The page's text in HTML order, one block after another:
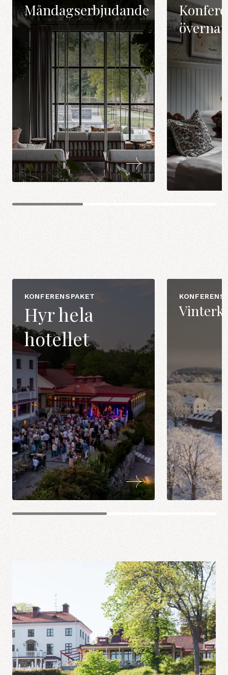
Måndagserbjudande
KONFERENSPAKET
Hyr hela
hotellet